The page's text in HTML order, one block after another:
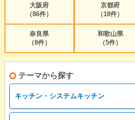
大阪府
（86件）
京都府
（18件）
奈良県
（8件）
和歌山県
（5件）
テーマから探す
キッチン・システムキッチン